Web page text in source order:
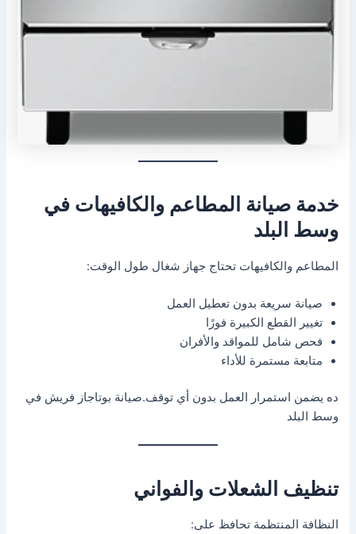
خدمة صيانة المطاعم والكافيهات في
وسط البلد
المطاعم والكافيهات تحتاج جهاز شغال طول الوقت:
صيانة سريعة بدون تعطيل العمل
تغيير القطع الكبيرة فورًا
فحص شامل للمواقد والأفران
متابعة مستمرة للأداء
ده يضمن استمرار العمل بدون أي توقف.صيانة بوتاجاز فريش في
وسط البلد
تنظيف الشعلات والفواني
النظافة المنتظمة تحافظ على: